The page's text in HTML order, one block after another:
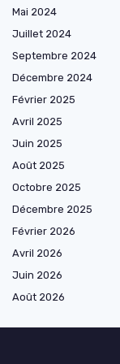
Mai 2024
Juillet 2024
Septembre 2024
Décembre 2024
Février 2025
Avril 2025
Juin 2025
Août 2025
Octobre 2025
Décembre 2025
Février 2026
Avril 2026
Juin 2026
Août 2026